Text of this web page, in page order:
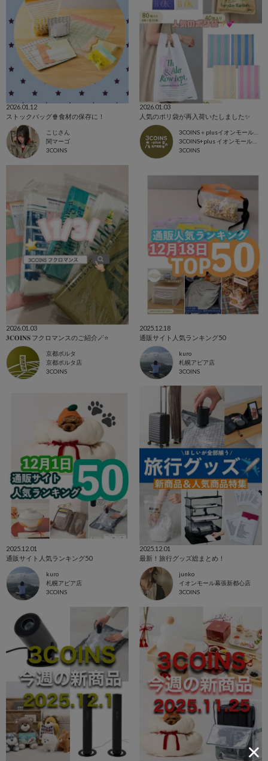
2026.01.12
ストックバッグ🍿食材の保存に！
こじさん
関マーゴ
3COINS
2026.01.03
人気のポリ袋が再入荷いたしました✨
3COINS＋plusイオンモール北戸田店
3COINS+plus イオンモール北戸田店
3COINS
2026.01.03
𝟑𝐂𝐎𝐈𝐍𝐒 フクロマンスのご紹介🪄⭐️
京都ポルタ
京都ポルタ店
3COINS
2025.12.18
通販サイト人気ランキング50
kuro
札幌アピア店
3COINS
2025.12.01
通販サイト人気ランキング50
kuro
札幌アピア店
3COINS
2025.12.01
最新！旅行グッズ総まとめ！
junko
イオンモール幕張新都心店
3COINS